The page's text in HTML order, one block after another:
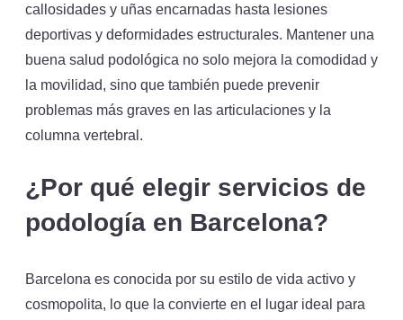
callosidades y uñas encarnadas hasta lesiones
deportivas y deformidades estructurales. Mantener una
buena salud podológica no solo mejora la comodidad y
la movilidad, sino que también puede prevenir
problemas más graves en las articulaciones y la
columna vertebral.
¿Por qué elegir servicios de
podología en Barcelona?
Barcelona es conocida por su estilo de vida activo y
cosmopolita, lo que la convierte en el lugar ideal para